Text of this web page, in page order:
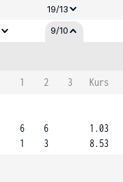
19/13
9/10
1 2 3
Kurs
6
1
6
3
1.03
8.53